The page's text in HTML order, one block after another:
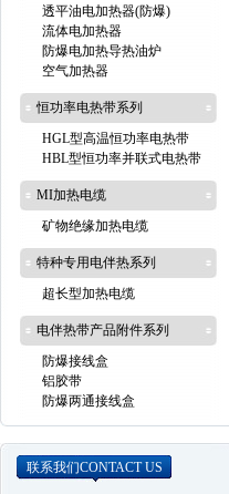
透平油电加热器(防爆)
流体电加热器
防爆电加热导热油炉
空气加热器
恒功率电热带系列
HGL型高温恒功率电热带
HBL型恒功率并联式电热带
MI加热电缆
矿物绝缘加热电缆
特种专用电伴热系列
超长型加热电缆
电伴热带产品附件系列
防爆接线盒
铝胶带
防爆两通接线盒
联系我们CONTACT US